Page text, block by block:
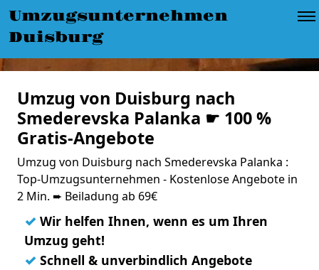
Umzugsunternehmen
Duisburg
Umzug von Duisburg nach
Smederevska Palanka ☛ 100 %
Gratis-Angebote
Umzug von Duisburg nach Smederevska Palanka :
Top-Umzugsunternehmen - Kostenlose Angebote in
2 Min. ➨ Beiladung ab 69€
✓ Wir helfen Ihnen, wenn es um Ihren
Umzug geht!
✓ Schnell & unverbindlich Angebote